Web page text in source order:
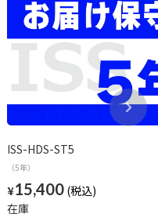
ISS-HDS-ST5
（5年）
¥15,400
在庫